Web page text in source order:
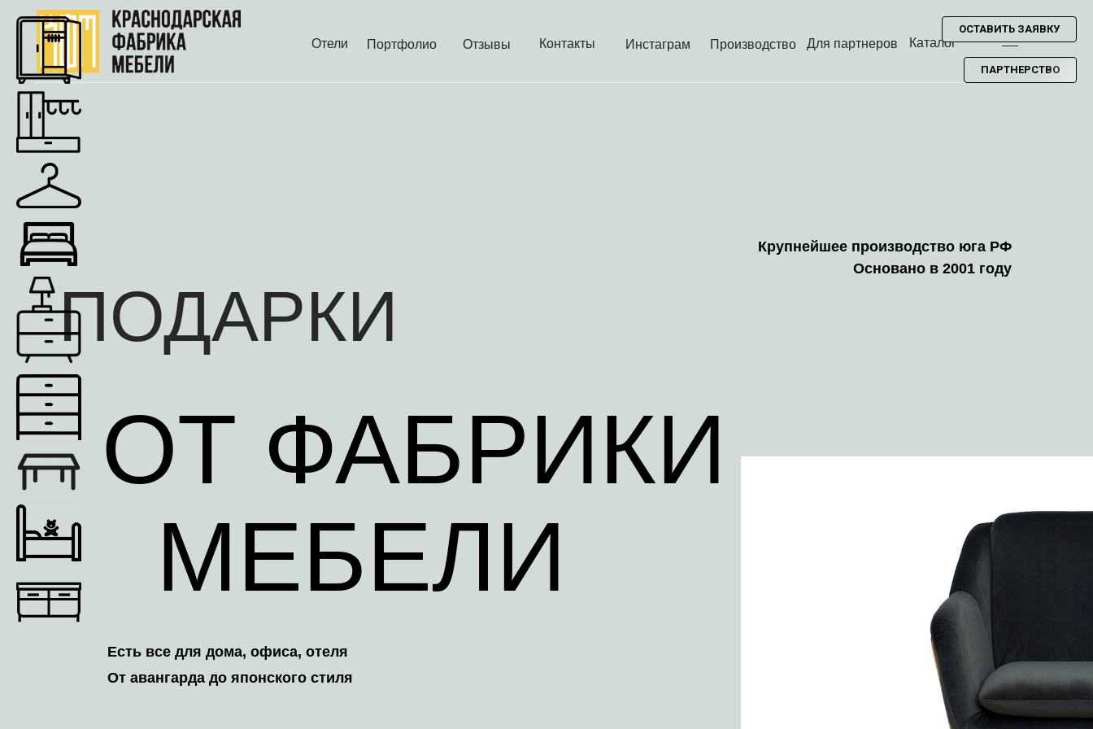
Инстаграм
Портфолио Отзывы Контакты Каталог
Производство Для партнеров
Отели
ПОДАРКИ
ОТ ФАБРИКИ
МЕБЕЛИ
Есть все для дома, офиса, отеля
От авангарда до японского стиля
Крупнейшее производство юга РФ
Основано в 2001 году
ОСТАВИТЬ ЗАЯВКУ
ПАРТНЕРСТВО